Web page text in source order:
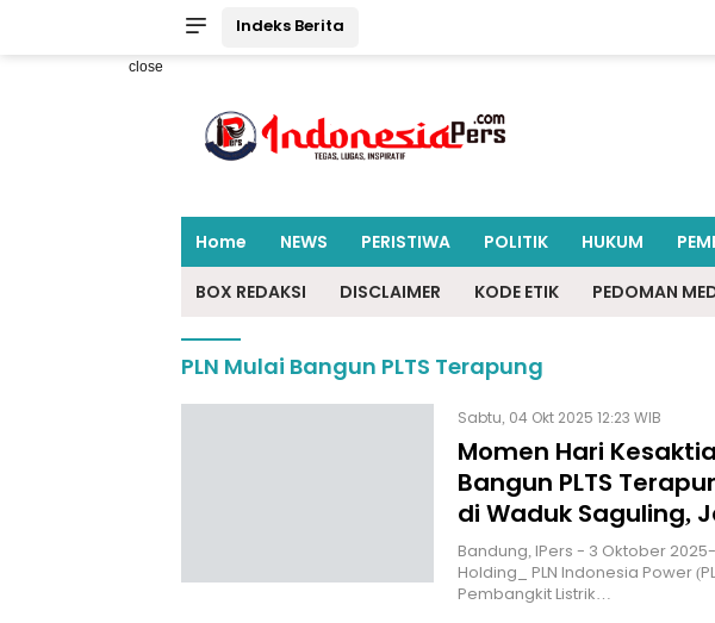
Indeks Berita
close
Home NEWS PERISTIWA POLITIK HUKUM
BOX REDAKSI DISCLAIMER KODE ETIK PEDOMAN
PLN Mulai Bangun PLTS Terapung
Sabtu, 04 Okt 2025 12:23 WIB
Momen Hari
Bangun PLTS
di Waduk Saguling,
Bandung, IPers - 3 Oktober
Holding_ PLN Indonesia Power
Pembangkit Listrik…